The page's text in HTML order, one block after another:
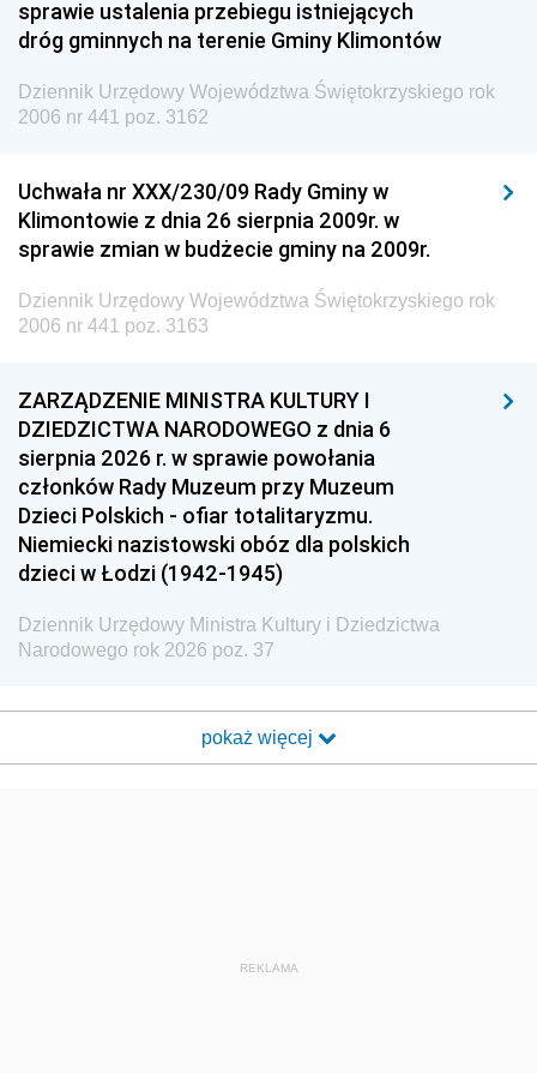
sprawie ustalenia przebiegu istniejących
dróg gminnych na terenie Gminy Klimontów
Dziennik Urzędowy Województwa Świętokrzyskiego rok
2006 nr 441 poz. 3162
Uchwała nr XXX/230/09 Rady Gminy w
Klimontowie z dnia 26 sierpnia 2009r. w
sprawie zmian w budżecie gminy na 2009r.
Dziennik Urzędowy Województwa Świętokrzyskiego rok
2006 nr 441 poz. 3163
ZARZĄDZENIE MINISTRA KULTURY I
DZIEDZICTWA NARODOWEGO z dnia 6
sierpnia 2026 r. w sprawie powołania
członków Rady Muzeum przy Muzeum
Dzieci Polskich - ofiar totalitaryzmu.
Niemiecki nazistowski obóz dla polskich
dzieci w Łodzi (1942-1945)
Dziennik Urzędowy Ministra Kultury i Dziedzictwa
Narodowego rok 2026 poz. 37
pokaż więcej
REKLAMA